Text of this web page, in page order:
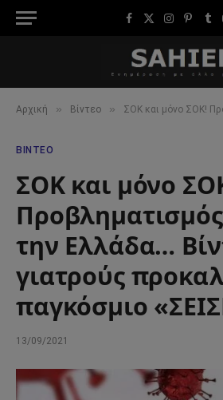
Facebook
X
Instagram
Αρχική » Βίντεο » ΣΟΚ και μόνο ΣΟΚ! Προβληματισμός και για την
ΒΊΝΤΕΟ
ΣΟΚ και μόνο
Προβληματισμός
την Ελλάδα…
γιατρούς
παγκόσμιο
13/09/2021